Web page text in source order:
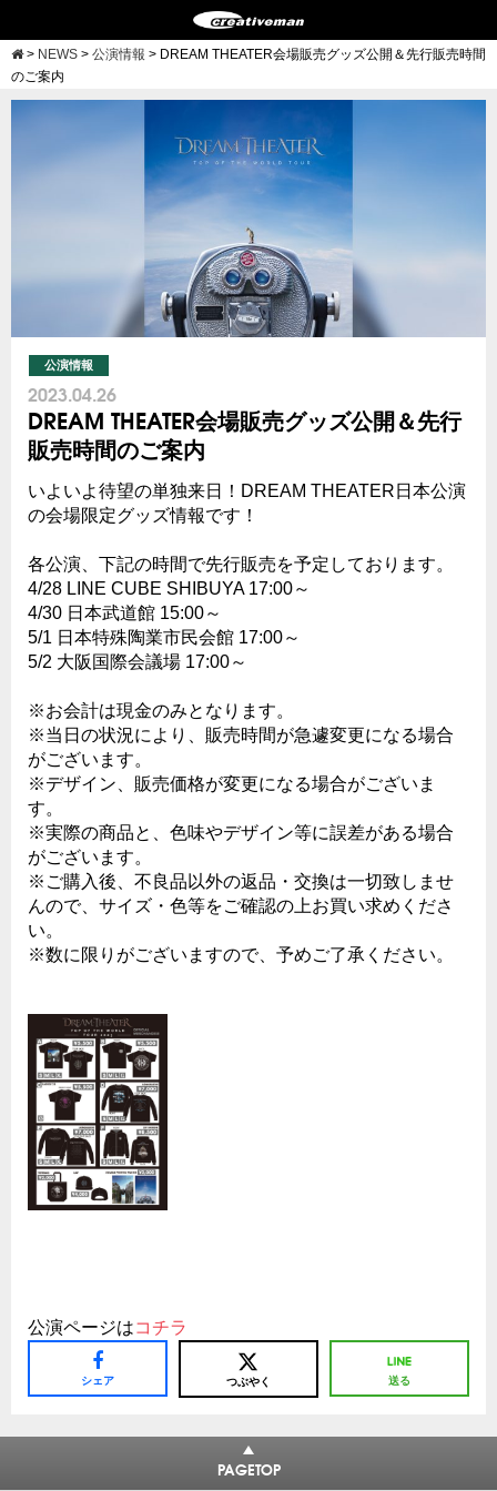
> NEWS > 公演情報 > DREAM THEATER会場販売グッズ公開＆先行販売時間
のご案内
公演情報
2023.04.26
DREAM THEATER会場販売グッズ公開＆先行
販売時間のご案内
いよいよ待望の単独来日！DREAM THEATER日本公演
の会場限定グッズ情報です！
各公演、下記の時間で先行販売を予定しております。
4/28 LINE CUBE SHIBUYA 17:00～
4/30 日本武道館 15:00～
5/1 日本特殊陶業市民会館 17:00～
5/2 大阪国際会議場 17:00～
※お会計は現金のみとなります。
※当日の状況により、販売時間が急遽変更になる場合
がございます。
※デザイン、販売価格が変更になる場合がございま
す。
※実際の商品と、色味やデザイン等に誤差がある場合
がございます。
※ご購入後、不良品以外の返品・交換は一切致しませ
んので、サイズ・色等をご確認の上お買い求めくださ
い。
※数に限りがございますので、予めご了承ください。
公演ページはコチラ
シェア つぶやく 送る
PAGETOP